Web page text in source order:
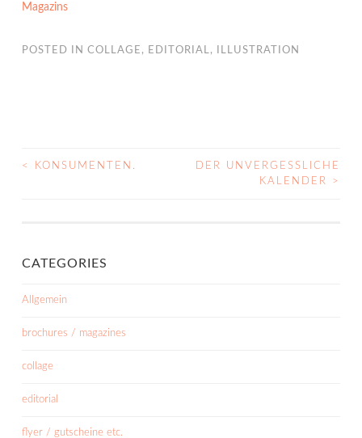
Magazins
POSTED IN COLLAGE , EDITORIAL , ILLUSTRATION
POST
< KONSUMENTEN.
DER UNVERGESSLICHE
KALENDER >
CATEGORIES
Allgemein
brochures / magazines
collage
editorial
flyer / gutscheine etc.